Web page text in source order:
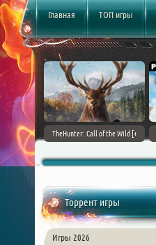
Главная ТОП игры
(2017)
TheHunter: Call of the Wild [+
Торрент игры
Игры 2026